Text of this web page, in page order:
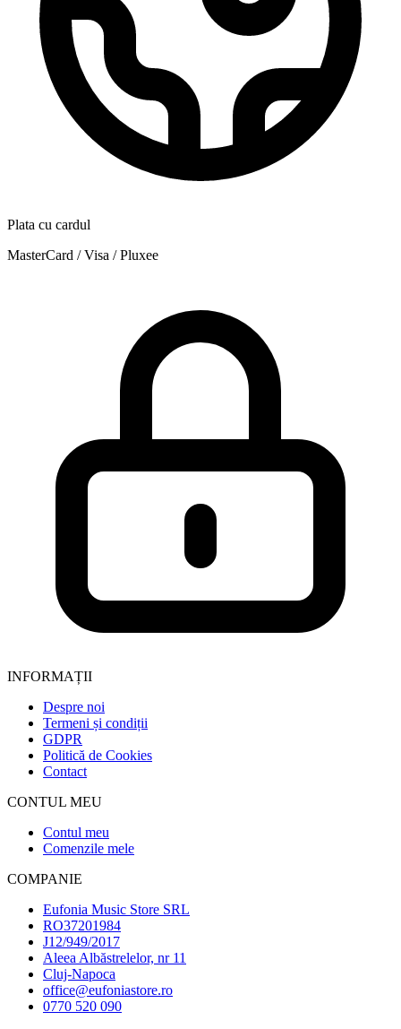
Plata cu cardul
MasterCard / Visa / Pluxee
INFORMAȚII
Despre noi
Termeni și condiții
GDPR
Politică de Cookies
Contact
CONTUL MEU
Contul meu
Comenzile mele
COMPANIE
Eufonia Music Store SRL
RO37201984
J12/949/2017
Aleea Albăstrelelor, nr 11
Cluj-Napoca
office@eufoniastore.ro
0770 520 090